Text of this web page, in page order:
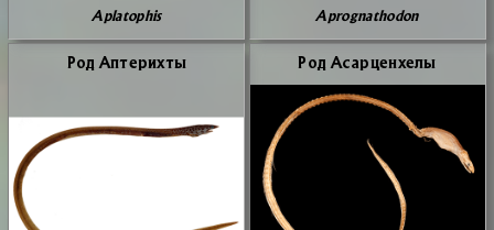
Aplatophis Aprognathodon
Род Ап­те­рих­ты Род Асар­цен­хе­лы